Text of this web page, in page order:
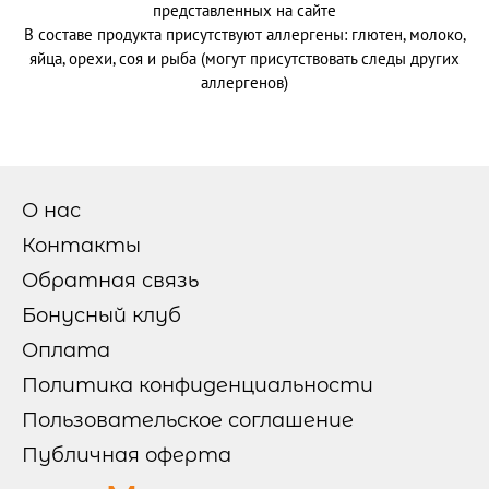
представленных на сайте
В составе продукта присутствуют аллергены: глютен, молоко,
яйца, орехи, соя и рыба (могут присутствовать следы других
аллергенов)
О нас
Контакты
Обратная связь
Бонусный клуб
Оплата
Политика конфиденциальности
Пользовательское соглашение
Публичная оферта